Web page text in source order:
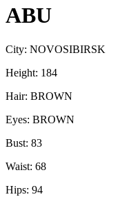
ABU
City: NOVOSIBIRSK
Height: 184
Hair: BROWN
Eyes: BROWN
Bust: 83
Waist: 68
Hips: 94